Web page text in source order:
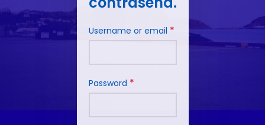
Username or email *
Password *